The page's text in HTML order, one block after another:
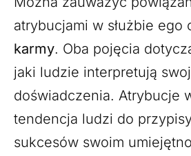
atrybucjami w służbie ego
karmy. Oba pojęcia
jaki ludzie interpretują
doświadczenia. Atrybucje
tendencja ludzi do
sukcesów swoim